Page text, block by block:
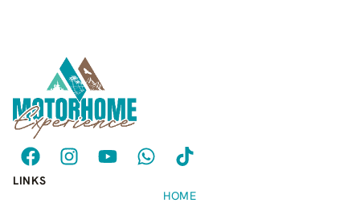
LINKS
HOME